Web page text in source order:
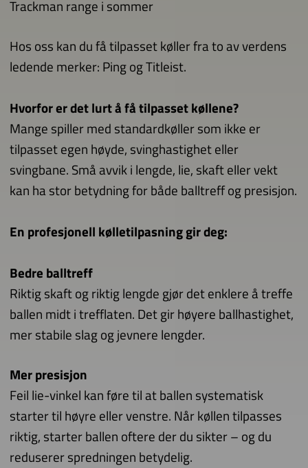
Trackman range i sommer
Hos oss kan du få tilpasset køller fra to av verdens
ledende merker: Ping og Titleist.
Hvorfor er det lurt å få tilpasset køllene?
Mange spiller med standardkøller som ikke er
tilpasset egen høyde, svinghastighet eller
svingbane. Små avvik i lengde, lie, skaft eller vekt
kan ha stor betydning for både balltreff og presisjon.
En profesjonell kølletilpasning gir deg:
Bedre balltreff
Riktig skaft og riktig lengde gjør det enklere å treffe
ballen midt i trefflaten. Det gir høyere ballhastighet,
mer stabile slag og jevnere lengder.
Mer presisjon
Feil lie-vinkel kan føre til at ballen systematisk
starter til høyre eller venstre. Når køllen tilpasses
riktig, starter ballen oftere der du sikter – og du
reduserer spredningen betydelig.